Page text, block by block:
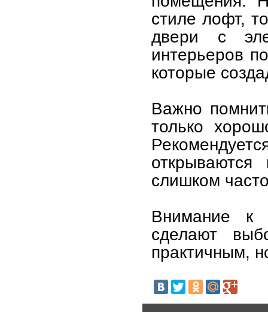
стиле лофт,
двери с
интерьеров
которые
Важно
только
слишком
Внимание к
сделают
практичным,